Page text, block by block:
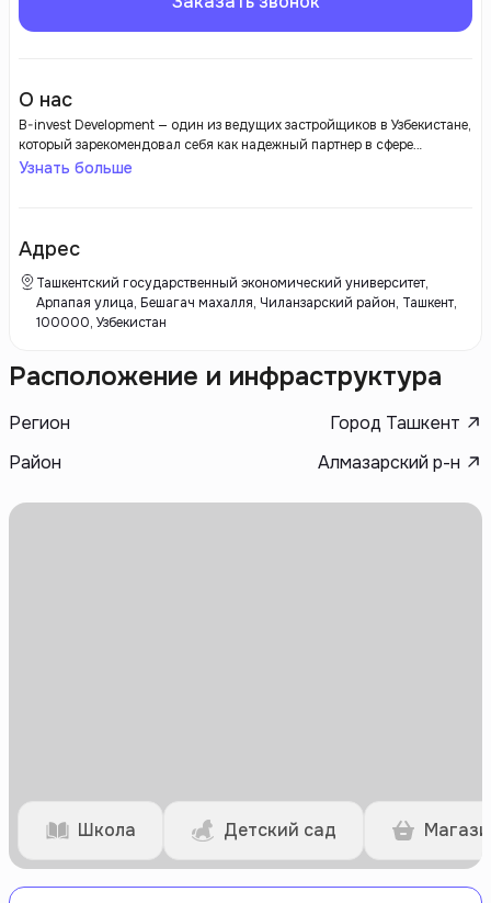
О нас
B-invest Development — один из ведущих застройщиков в Узбекистане,
который зарекомендовал себя как надежный партнер в сфере
жилищного строительства. Компания ориентируется на создание
и материалы, что позволяет им предлагать жилье, отвечающее самым
современным стандартам качества и экологии.
Узнать больше
Адрес
Ташкентский государственный экономический университет,
Арпапая ​улица, Бешагач махалля, Чиланзарский район, Ташкент,
100000, Узбекистан
Расположение и инфраструктура
Регион
Город Ташкент
Район
Алмазарский р-н
Школа Детский сад